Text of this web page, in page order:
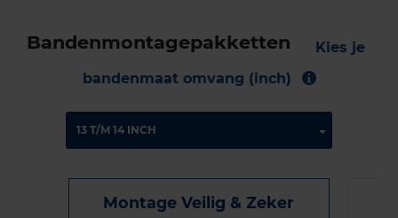
Bandenmontagepakketten
Kies je
bandenmaat omvang (inch)
Montage Veilig & Zeker